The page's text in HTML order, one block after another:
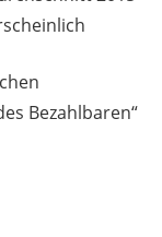
Bezahlbaren“